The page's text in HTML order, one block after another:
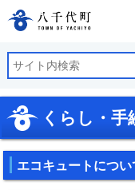
八千
くらし・手
エコキュートについ